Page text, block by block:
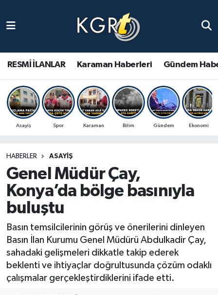
RESMİ İLANLAR Karaman Haberleri Gündem
Asayiş Spor Karaman Bilim Gündem Ekonomi
HABERLER ASAYIŞ
Genel Müdür Çay,
Konya’da bölge basınıyla
buluştu
Basın temsilcilerinin görüş ve önerilerini dinleyen
Basın İlan Kurumu Genel Müdürü Abdulkadir Çay,
sahadaki gelişmeleri dikkatle takip ederek
beklenti ve ihtiyaçlar doğrultusunda çözüm odaklı
çalışmalar gerçekleştirdiklerini ifade etti.
Gündem Haberleri
Güncel Haberler
Spor Haberleri
Ulusal Haberler
Vefat Edenler